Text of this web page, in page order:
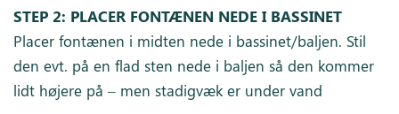
STEP 2: PLACER FONTÆNEN NEDE I BASSINET
Placer fontænen i midten nede i bassinet/baljen. Stil
den evt. på en flad sten nede i baljen så den kommer
lidt højere på – men stadigvæk er under vand